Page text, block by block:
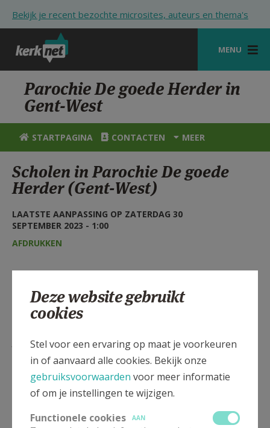
Bekijk je recent bezochte microsites, auteurs en thema's
MENU
STARTPAGINA
KERK
VIERINGEN
ZOEKEN
HULP
Parochie De goede Herder in
Gent-West
STARTPAGINA CONTACTEN MEER
Scholen in Parochie De goede
Herder (Gent-West)
LAATSTE AANPASSING OP ZATERDAG 30
SEPTEMBER 2023 - 1:00
AFDRUKKEN
(Gent-West)
Katholiek onderwijs
Zoek een school
Website Katholiek Onderwijs regio Gent
Stedelijk Onderwijs - Gent
Deze website gebruikt
cookies
Stel voor een ervaring op maat je voorkeuren
in of aanvaard alle cookies. Bekijk onze
gebruiksvoorwaarden voor meer informatie
of om je instellingen te wijzigen.
Functionele cookies
AAN